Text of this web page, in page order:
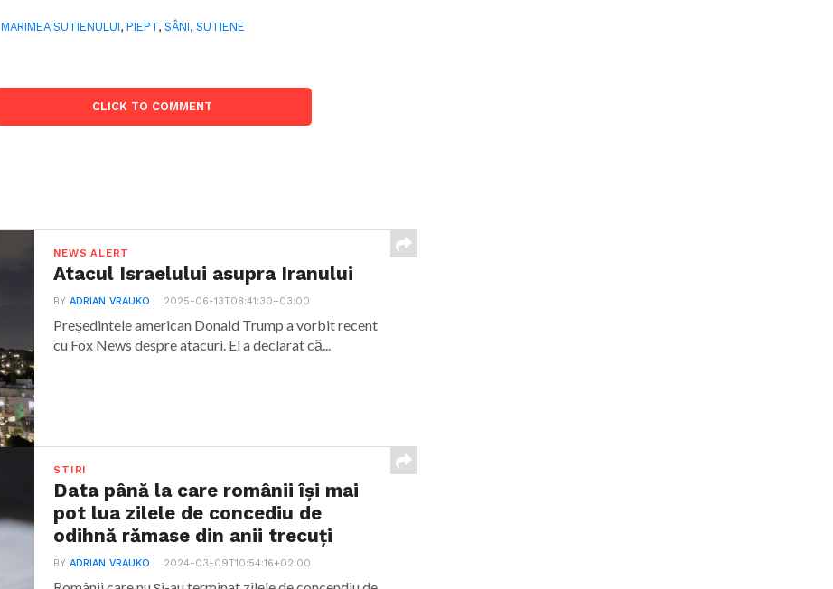
MARIMEA SUTIENULUI,PIEPT,SÂNI,SUTIENE
CLICK TO COMMENT
NEWS ALERT
Atacul Israelului asupra Iranului
BYADRIAN VRAUKO 2025-06-13T08:41:30+03:00
Președintele american Donald Trump a vorbit recent
cu Fox News despre atacuri. El a declarat că...
STIRI
Data până la care românii îşi mai
pot lua zilele de concediu de
odihnă rămase din anii trecuţi
BYADRIAN VRAUKO 2024-03-09T10:54:16+02:00